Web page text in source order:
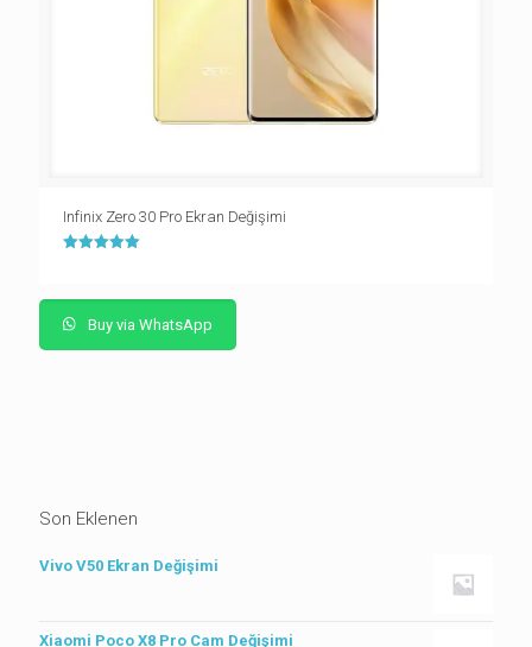
Infinix Zero 30 Pro Ekran Değişimi
Buy via WhatsApp
Son Eklenen
Vivo V50 Ekran Değişimi
Xiaomi Poco X8 Pro Cam Değişimi